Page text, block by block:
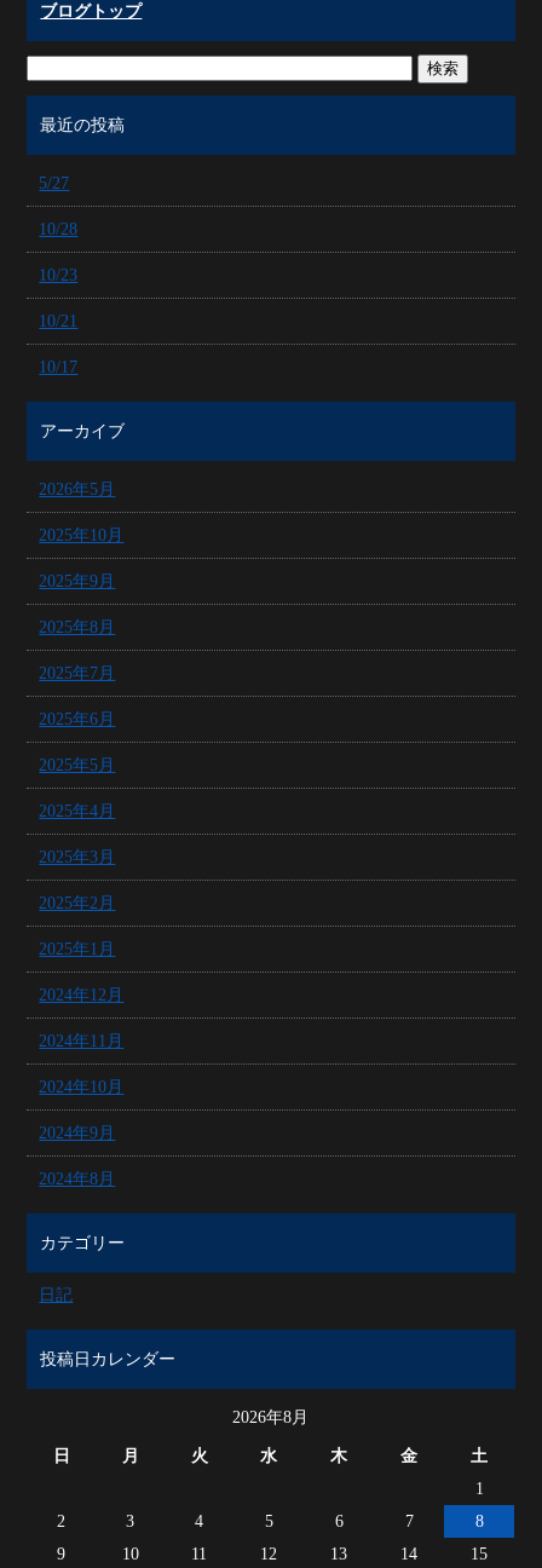
ブログトップ
最近の投稿
5/27
10/28
10/23
10/21
10/17
アーカイブ
2026年5月
2025年10月
2025年9月
2025年8月
2025年7月
2025年6月
2025年5月
2025年4月
2025年3月
2025年2月
2025年1月
2024年12月
2024年11月
2024年10月
2024年9月
2024年8月
カテゴリー
日記
投稿日カレンダー
2026年8月
日 月 火 水 木 金
土
1
2
3 4 5 6 7
8
9
10 11 12 13 14 15